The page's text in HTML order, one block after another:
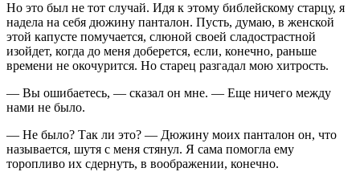
Но это был не тот случай. Идя к этому библейскому старцу, я
надела на себя дюжину панталон. Пусть, думаю, в женской
этой капусте помучается, слюной своей сладострастной
изойдет, когда до меня доберется, если, конечно, раньше
времени не окочурится. Но старец разгадал мою хитрость.
— Вы ошибаетесь, — сказал он мне. — Еще ничего между
нами не было.
— Не было? Так ли это? — Дюжину моих панталон он, что
называется, шутя с меня стянул. Я сама помогла ему
торопливо их сдернуть, в воображении, конечно.